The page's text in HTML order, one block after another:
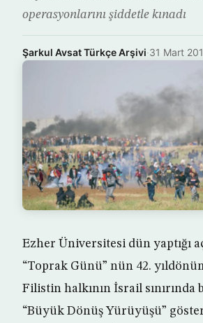
operasyonlarını şiddetle kınadı
Şarkul Avsat Türkçe Arşivi·31 Mart
Ezher Üniversitesi dün yaptığı
“Toprak Günü” nün 42.
Filistin halkının İsrail sınırında
“Büyük Dönüş Yürüyüşü”